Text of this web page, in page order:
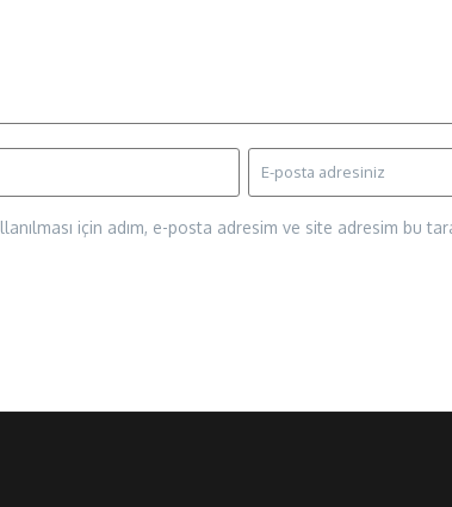
için adım, e-posta adresim ve site adresim bu